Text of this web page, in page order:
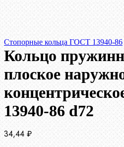
Стопорные кольца ГОСТ 13940-86
Кольцо
плоское
13940-86 d72
34,44 ₽